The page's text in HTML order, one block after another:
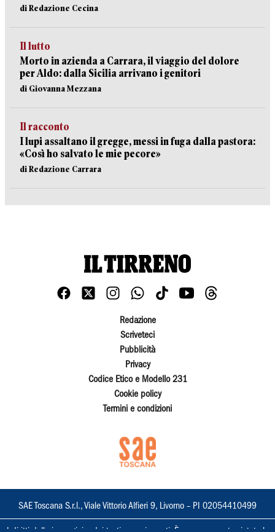
di Redazione Cecina
Il lutto
Morto in azienda a Carrara, il viaggio del dolore
per Aldo: dalla Sicilia arrivano i genitori
di Giovanna Mezzana
Il racconto
I lupi assaltano il gregge, messi in fuga dalla pastora:
«Così ho salvato le mie pecore»
di Redazione Carrara
Redazione
Scriveteci
Pubblicità
Privacy
Codice Etico e Modello 231
Cookie policy
Termini e condizioni
SAE Toscana S.r.l., Viale Vittorio Alfieri 9, Livorno – PI 02054410499